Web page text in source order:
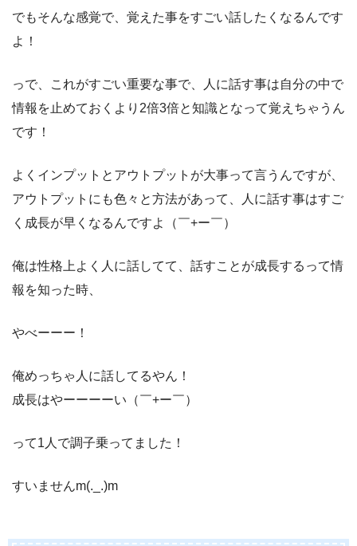
でもそんな感覚で、覚えた事をすごい話したくなるんです
よ！
っで、これがすごい重要な事で、人に話す事は自分の中で
情報を止めておくより2倍3倍と知識となって覚えちゃうん
です！
よくインプットとアウトプットが大事って言うんですが、
アウトプットにも色々と方法があって、人に話す事はすご
く成長が早くなるんですよ（￣+ー￣）
俺は性格上よく人に話してて、話すことが成長するって情
報を知った時、
やべーーー！
俺めっちゃ人に話してるやん！
成長はやーーーーい（￣+ー￣）
って1人で調子乗ってました！
すいませんm(._.)m